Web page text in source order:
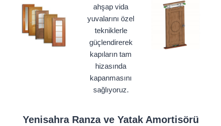
ahşap vida
yuvalarını özel
tekniklerle
güçlendirerek
kapıların tam
hizasında
kapanmasını
sağlıyoruz.
Yenisahra Ranza ve Yatak Amortisörü